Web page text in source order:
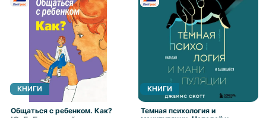
КНИГИ
Общаться с ребенком. Как?
КНИГИ
Темная психология и